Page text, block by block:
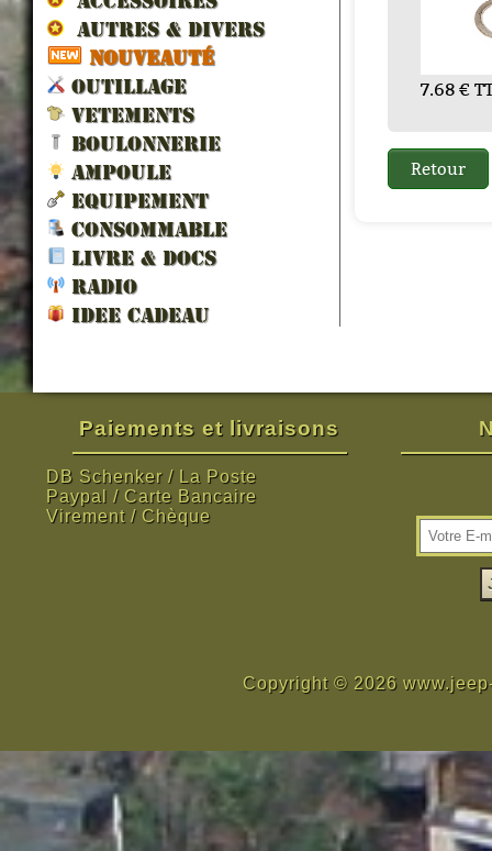
AUTRES & DIVERS
NOUVEAUTÉ
OUTILLAGE
VETEMENTS
BOULONNERIE
AMPOULE
EQUIPEMENT
CONSOMMABLE
LIVRE & DOCS
RADIO
IDEE CADEAU
3.60 € TTC
84.00 € TTC
Paiements et livraisons
DB Schenker / La Poste
Paypal / Carte Bancaire
Virement / Chèque
Copyright © 2026